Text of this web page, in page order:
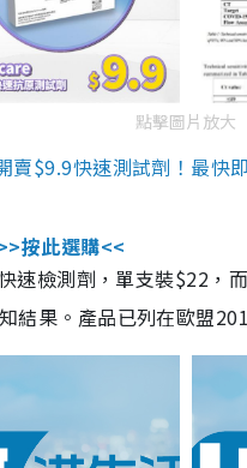
點擊圖片放大
賣$9.9快速測試劑！最快
按此選購<<
速檢測劑，單支裝$22
結果。產品已列在歐盟